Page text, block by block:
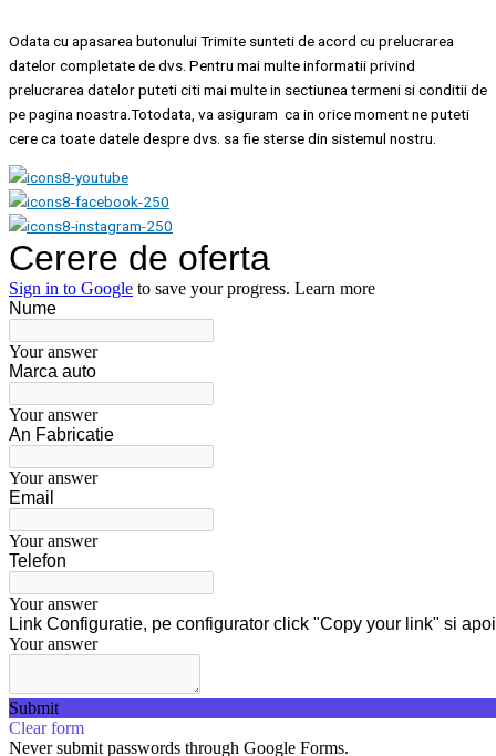
Odata cu apasarea butonului Trimite sunteti de acord cu prelucrarea
datelor completate de dvs. Pentru mai multe informatii privind
prelucrarea datelor puteti citi mai multe in sectiunea termeni si conditii de
pe pagina noastra.Totodata, va asiguram ca in orice moment ne puteti
cere ca toate datele despre dvs. sa fie sterse din sistemul nostru.